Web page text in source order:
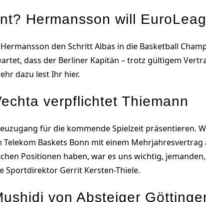
Hermansson will
den Schritt Albas in die Basketball
dass der Berliner Kapitän – trotz gültigem
dazu lest Ihr hier.
verpflichtet Thiemann
für die kommende Spielzeit präsentieren.
Baskets Bonn mit einem Mehrjahresvertrag
Positionen haben, war es uns wichtig,
Sportdirektor Gerrit Kersten-Thiele.
von Absteiger